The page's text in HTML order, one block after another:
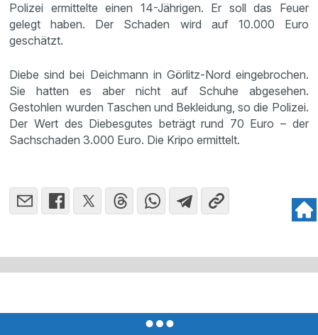
Polizei ermittelte einen 14-Jährigen. Er soll das Feuer
gelegt haben. Der Schaden wird auf 10.000 Euro
geschätzt.
Diebe sind bei Deichmann in Görlitz-Nord eingebrochen.
Sie hatten es aber nicht auf Schuhe abgesehen.
Gestohlen wurden Taschen und Bekleidung, so die Polizei.
Der Wert des Diebesgutes beträgt rund 70 Euro – der
Sachschaden 3.000 Euro. Die Kripo ermittelt.